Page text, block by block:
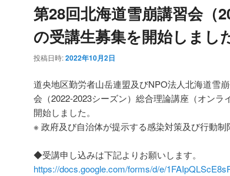
コ
テ
ン
へ
ン
ン
ツ
移
ビ
ー
シ
ン
第28回北海道雪崩講習会（
の受講生募集を開始しまし
投稿日時:2022年10月2日
道央地区勤労者山岳連盟及びNPO法人北海道雪
会（2022-2023シーズン）総合理論講座（オン
開始しました。
※ 政府及び自治体が提示する感染対策及び行動制
◆受講申し込みは下記よりお願いします。
https://docs.google.com/forms/d/e/